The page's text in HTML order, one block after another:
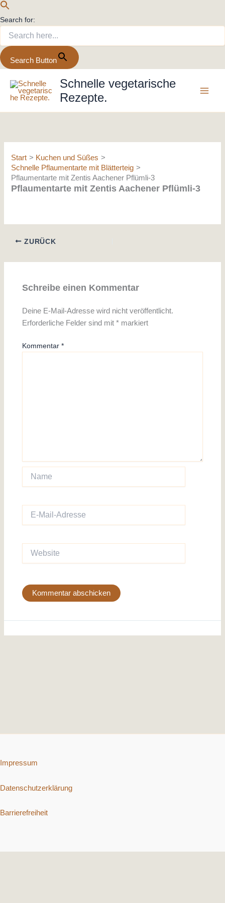
Search for:
Search Button
Inhalt
springen
Schnelle vegetarische
Rezepte.
Start
Kuchen und Süßes
Schnelle Pflaumentarte mit Blätterteig
Pflaumentarte mit Zentis Aachener Pflümli-3
Pflaumentarte mit Zentis Aachener Pflümli-3
ZURÜCK
Schreibe einen Kommentar
Deine E-Mail-Adresse wird nicht veröffentlicht.
Erforderliche Felder sind mit* markiert
Kommentar*
Name
Mail-
Impressum
Datenschutzerklärung
Barrierefreiheit